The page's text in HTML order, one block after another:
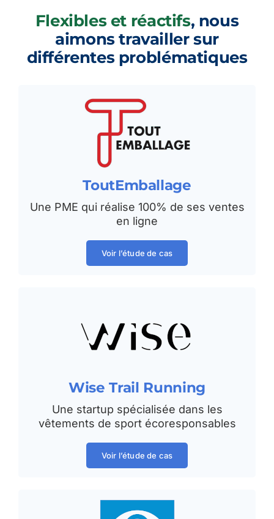
Flexibles et réactifs, nous
aimons travailler sur
différentes problématiques
ToutEmballage
Une PME qui réalise 100% de ses ventes
en ligne
Voir l’étude de cas
Wise Trail Running
Une startup spécialisée dans les
vêtements de sport écoresponsables
Voir l’étude de cas